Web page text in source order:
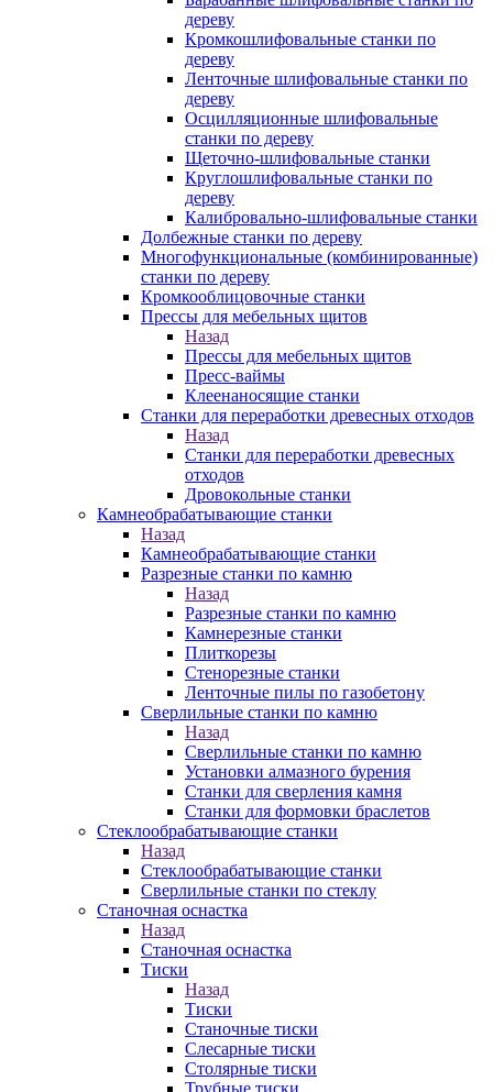
дереву
Кромкошлифовальные станки по
дереву
Ленточные шлифовальные станки по
дереву
Осцилляционные шлифовальные
станки по дереву
Щеточно-шлифовальные станки
Круглошлифовальные станки по
дереву
Калибровально-шлифовальные станки
Долбежные станки по дереву
Многофункциональные (комбинированные)
станки по дереву
Кромкооблицовочные станки
Прессы для мебельных щитов
Назад
Прессы для мебельных щитов
Пресс-ваймы
Клеенаносящие станки
Станки для переработки древесных отходов
Назад
Станки для переработки древесных
отходов
Дровокольные станки
Камнеобрабатывающие станки
Назад
Камнеобрабатывающие станки
Разрезные станки по камню
Назад
Разрезные станки по камню
Камнерезные станки
Плиткорезы
Стенорезные станки
Ленточные пилы по газобетону
Сверлильные станки по камню
Назад
Сверлильные станки по камню
Установки алмазного бурения
Станки для сверления камня
Станки для формовки браслетов
Стеклообрабатывающие станки
Назад
Стеклообрабатывающие станки
Сверлильные станки по стеклу
Станочная оснастка
Назад
Станочная оснастка
Тиски
Назад
Тиски
Станочные тиски
Слесарные тиски
Столярные тиски
Трубные тиски